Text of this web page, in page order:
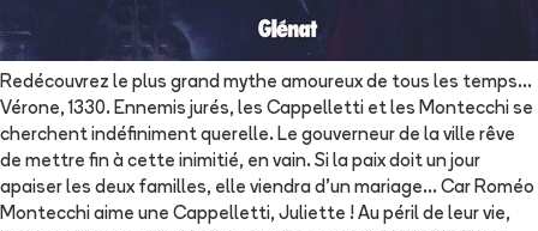
Redécouvrez le plus grand mythe amoureux de tous les temps…
Vérone, 1330. Ennemis jurés, les Cappelletti et les Montecchi se
cherchent indéfiniment querelle. Le gouverneur de la ville rêve
de mettre fin à cette inimitié, en vain. Si la paix doit un jour
apaiser les deux familles, elle viendra d’un mariage… Car Roméo
Montecchi aime une Cappelletti, Juliette ! Au péril de leur vie,